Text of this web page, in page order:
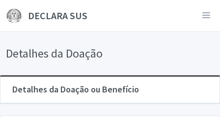
DECLARA SUS
Detalhes da Doação
Detalhes da Doação ou Benefício